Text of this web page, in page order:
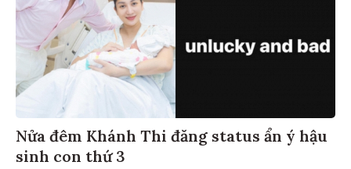
Nửa đêm Khánh Thi đăng status ẩn ý hậu
sinh con thứ 3